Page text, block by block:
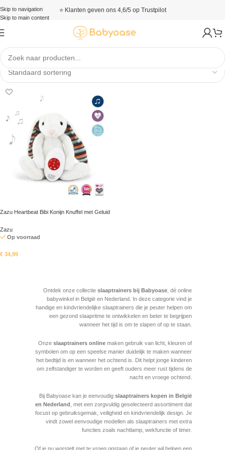
Skip to navigation
Skip to main content
⭐ Klanten geven ons 4,6/5 op Trustpilot
Slaaptrainers
Zazu Heartbeat Bibi Konijn Knuffel met Geluid
Zazu
Op voorraad
€ 34,99
Ontdek onze collectie slaaptrainers bij Babyoase, dé online
babywinkel in België en Nederland. In deze categorie vind je
handige en kindvriendelijke slaaptrainers die je peuter helpen om
een gezond slaapritme te ontwikkelen en beter te begrijpen
wanneer het tijd is om te slapen of op te staan.
Onze slaaptrainers onlinemaken gebruik van licht, kleuren of
symbolen om op een speelse manier duidelijk te maken wanneer
het bedtijd is en wanneer het ochtend is. Dit helpt jonge kinderen
om zelfstandiger te worden en geeft ouders meer rust tijdens de
nacht en vroege ochtend.
Bij Babyoase kan je eenvoudig slaaptrainers kopen in België
en Nederland
, met een zorgvuldig geselecteerd assortiment dat
focust op gebruiksgemak, veiligheid en kindvriendelijk design. Je
vindt zowel eenvoudige modellen als slaaptrainers met extra
functies zoals nachtlamp, wekfunctie of timer.
Of je nu worstelt met te vroeg opstaan of je peuter wil helpen een